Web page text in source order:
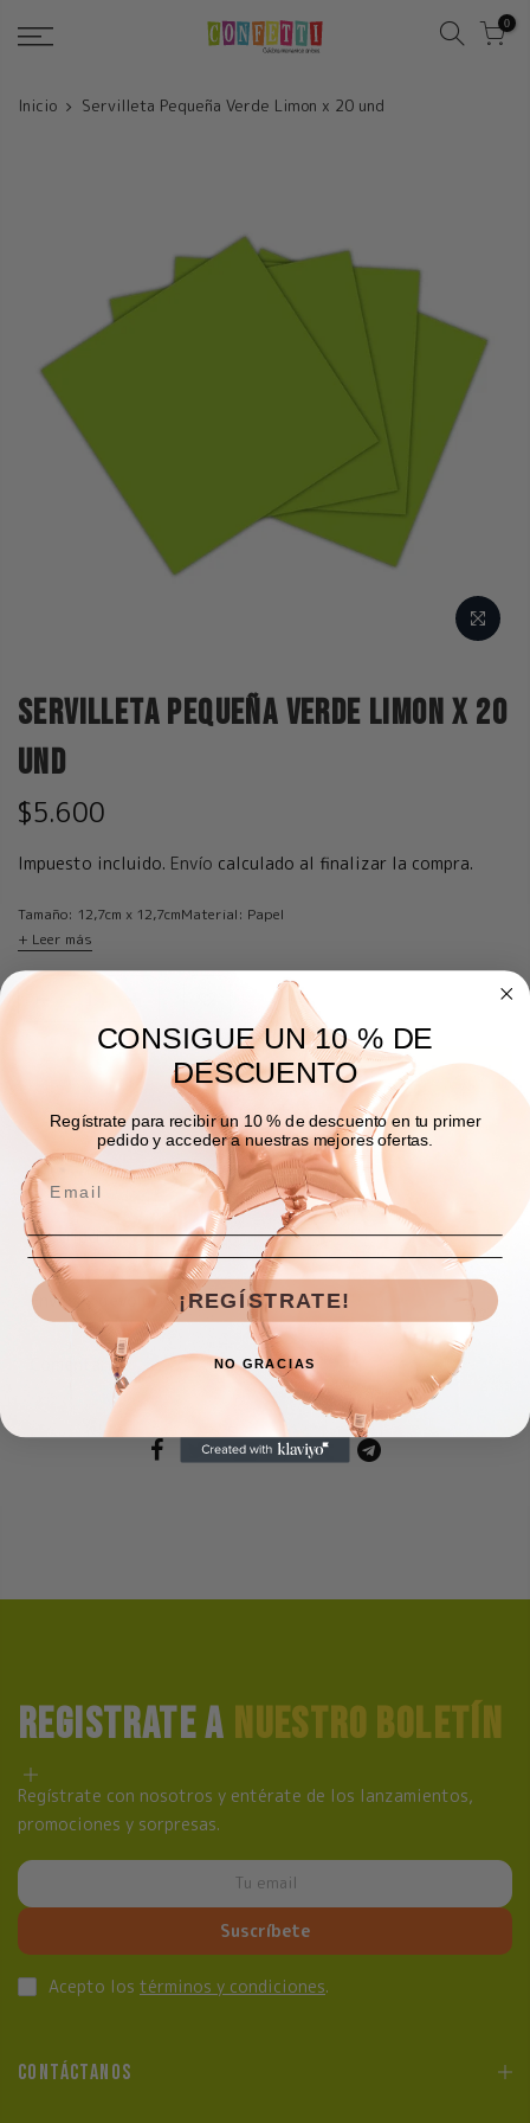
0
Inicio Servilleta Pequeña Verde Limon x 20 und
Servilleta Pequeña Verde Limon x 20
und
$5.600
Impuesto incluido. Envío calculado al finalizar la compra.
Tamaño: 12,7cm x 12,7cmMaterial: Papel
+ Leer más
AGREGAR A LA BOLSA
Descripción
Envíos y devoluciones
Comentarios
REGISTRATE A NUESTRO BOLETÍN
Regístrate con nosotros y entérate de los lanzamientos,
promociones y sorpresas.
Suscríbete
Acepto los términos y condiciones.
CONTÁCTANOS
CONSIGUE UN 10 % DE
DESCUENTO
Regístrate para recibir un 10 % de descuento en tu primer
pedido y acceder a nuestras mejores ofertas.
¡REGÍSTRATE!
NO GRACIAS